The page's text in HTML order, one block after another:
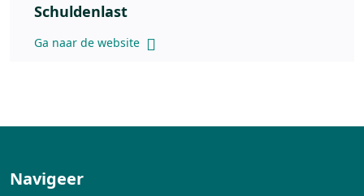
Schuldenlast
Ga naar de website
Navigeer